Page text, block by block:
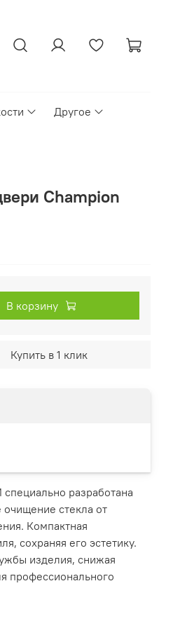
Другое
Champion
В корзину
Купить в 1 клик
разработана
стекла от
Компактная
сохраняя его эстетику.
изделия, снижая
профессионального